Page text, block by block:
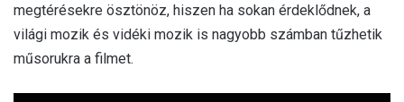
megtérésekre ösztönöz, hiszen ha sokan érdeklődnek, a
világi mozik és vidéki mozik is nagyobb számban tűzhetik
műsorukra a filmet.